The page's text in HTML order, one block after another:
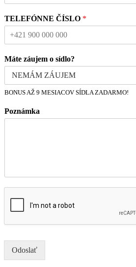
TELEFÓNNE ČÍSLO *
Máte záujem o sídlo?
BONUS AŽ 9 MESIACOV SÍDLA ZADARMO!
Poznámka
Odoslať